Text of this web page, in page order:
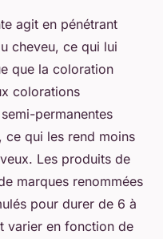
agit en pénétrant
cheveu, ce qui lui
que la coloration
colorations
permanentes
ce qui les rend moins
Les produits de
marques renommées
pour durer de 6 à
varier en fonction de